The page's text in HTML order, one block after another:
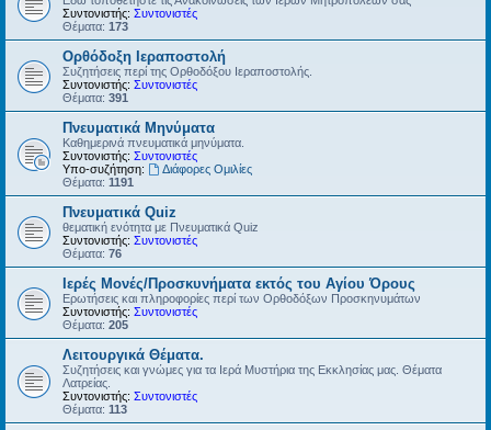
Συντονιστής: Συντονιστές
Θέματα: 173
Ορθόδοξη Ιεραποστολή
Συζητήσεις περί της Ορθοδόξου Ιεραποστολής.
Συντονιστής: Συντονιστές
Θέματα: 391
Πνευματικά Μηνύματα
Καθημερινά πνευματικά μηνύματα.
Συντονιστής: Συντονιστές
Υπο-συζήτηση:
Διάφορες Ομιλίες
Θέματα: 1191
Πνευματικά Quiz
θεματική ενότητα με Πνευματικά Quiz
Συντονιστής: Συντονιστές
Θέματα: 76
Ιερές Μονές/Προσκυνήματα εκτός του Αγίου Όρους
Ερωτήσεις και πληροφορίες περί των Ορθοδόξων Προσκηνυμάτων
Συντονιστής: Συντονιστές
Θέματα: 205
Λειτουργικά Θέματα.
Συζητήσεις και γνώμες για τα Ιερά Μυστήρια της Εκκλησίας μας. Θέματα
Λατρείας.
Συντονιστής: Συντονιστές
Θέματα: 113